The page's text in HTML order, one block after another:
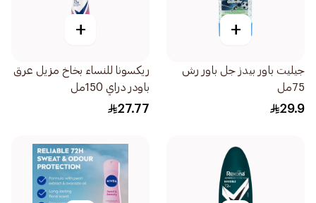
+
جيليت باور بيدز جل باور رش
75مل
29.9
+
ريكسونا للنساء بخاخ مزيل عرق
باودر دراي 150مل
27.77